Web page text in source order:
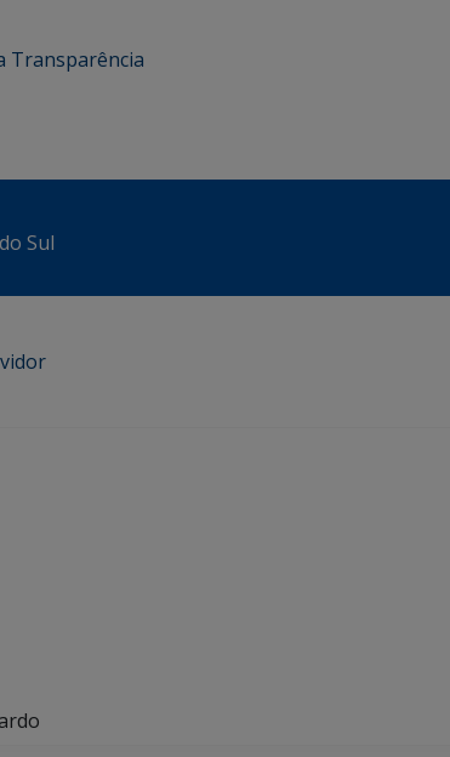
Transparência
Sul